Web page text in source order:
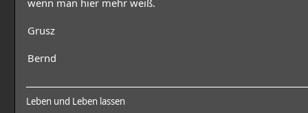
wenn man hier mehr weiß.
Grusz
Bernd
Leben und Leben lassen